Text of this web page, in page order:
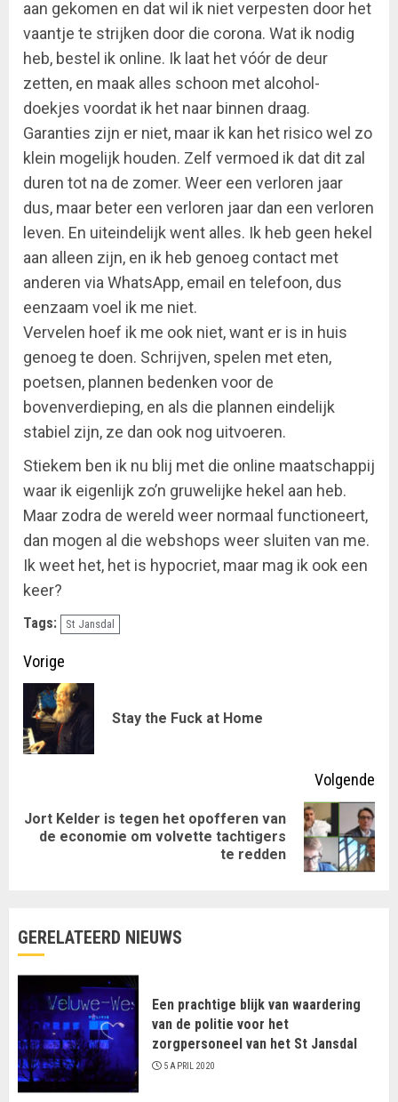
aan gekomen en dat wil ik niet verpesten door het
vaantje te strijken door die corona. Wat ik nodig
heb, bestel ik online. Ik laat het vóór de deur
zetten, en maak alles schoon met alcohol-
doekjes voordat ik het naar binnen draag.
Garanties zijn er niet, maar ik kan het risico wel zo
klein mogelijk houden. Zelf vermoed ik dat dit zal
duren tot na de zomer. Weer een verloren jaar
dus, maar beter een verloren jaar dan een verloren
leven. En uiteindelijk went alles. Ik heb geen hekel
aan alleen zijn, en ik heb genoeg contact met
anderen via WhatsApp, email en telefoon, dus
eenzaam voel ik me niet.
Vervelen hoef ik me ook niet, want er is in huis
genoeg te doen. Schrijven, spelen met eten,
poetsen, plannen bedenken voor de
bovenverdieping, en als die plannen eindelijk
stabiel zijn, ze dan ook nog uitvoeren.
Stiekem ben ik nu blij met die online maatschappij
waar ik eigenlijk zo’n gruwelijke hekel aan heb.
Maar zodra de wereld weer normaal functioneert,
dan mogen al die webshops weer sluiten van me.
Ik weet het, het is hypocriet, maar mag ik ook een
keer?
Tags: St Jansdal
Doorgaan
met
lezen
Vorige
Stay the Fuck at Home
Volgende
Volgende
Jort Kelder is tegen het opofferen van
de economie om volvette tachtigers
te redden
GERELATEERD NIEUWS
Een prachtige blijk van waardering
van de politie voor het
zorgpersoneel van het St Jansdal
5 APRIL 2020